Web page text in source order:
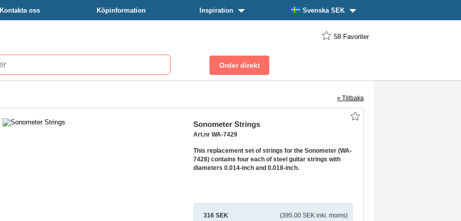
Kontakta oss Köpinformation Inspiration Svenska SEK
58 Favoriter
« Tillbaka
Sonometer Strings
Art.nr WA-7429
This replacement set of strings for the Sonometer (WA-
7428) contains four each of steel guitar strings with
diameters 0.014-inch and 0.018-inch.
316 SEK (395.00 SEK inkl. moms)